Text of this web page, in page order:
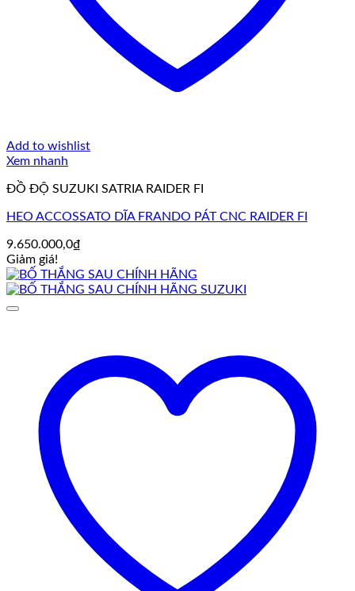
Add to wishlist
Xem nhanh
ĐỒ ĐỘ SUZUKI SATRIA RAIDER FI
HEO ACCOSSATO DĨA FRANDO PÁT CNC RAIDER FI
9.650.000,0₫
Giảm giá!